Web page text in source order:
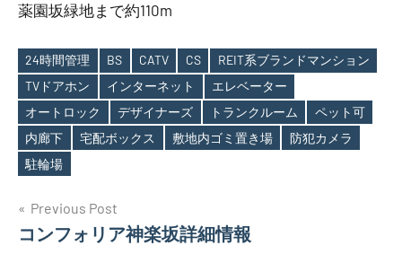
薬園坂緑地まで約110m
Tags
24時間管理 BS CATV CS
REIT系ブランドマンション
TVドアホン
インターネット
エレベーター
オートロック
デザイナーズ トランクルーム
ペット可
内廊下
宅配ボックス 敷地内ゴミ置き場
防犯カメラ
駐輪場
投
稿
Previous Post
コンフォリア神楽坂詳細情報